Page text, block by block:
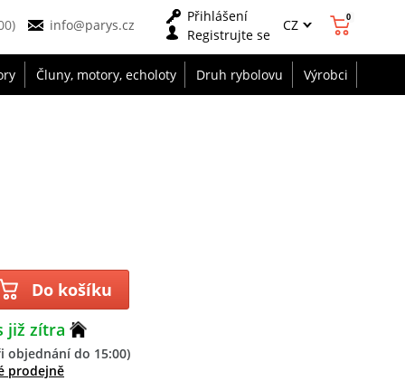
info@parys.cz
Přihlášení
Registrujte se
CZ 0
Čluny, motory, echoloty Druh rybolovu Výrobci
Do košíku
již zítra
objednání do 15:00)
prodejně